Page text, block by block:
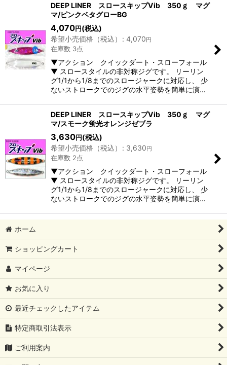
DEEP LINER スロースキップVib 350ｇ マグ
マ/ピンクベタグローBG
4,070円(税込)
希望小売価格（税込）
: 4,070円
在庫数 3点
▼アクション クイックダート・スローフォール
▼ スロースタイルの非対称ジグです。 リーリン
グ1/1から1/8までのスロージャークに対応し、 少
ないストロークでのジグの水平姿勢を簡単に演…
DEEP LINER スロースキップVib 350ｇ マグ
マ/スモーク蛍光オレンジゼブラ
3,630円(税込)
希望小売価格（税込）
: 3,630円
在庫数 2点
▼アクション クイックダート・スローフォール
▼ スロースタイルの非対称ジグです。 リーリン
グ1/1から1/8までのスロージャークに対応し、 少
ないストロークでのジグの水平姿勢を簡単に演…
ホーム
ショッピングカート
マイページ
お気に入り
最近チェックしたアイテム
特定商取引法表示
ご利用案内